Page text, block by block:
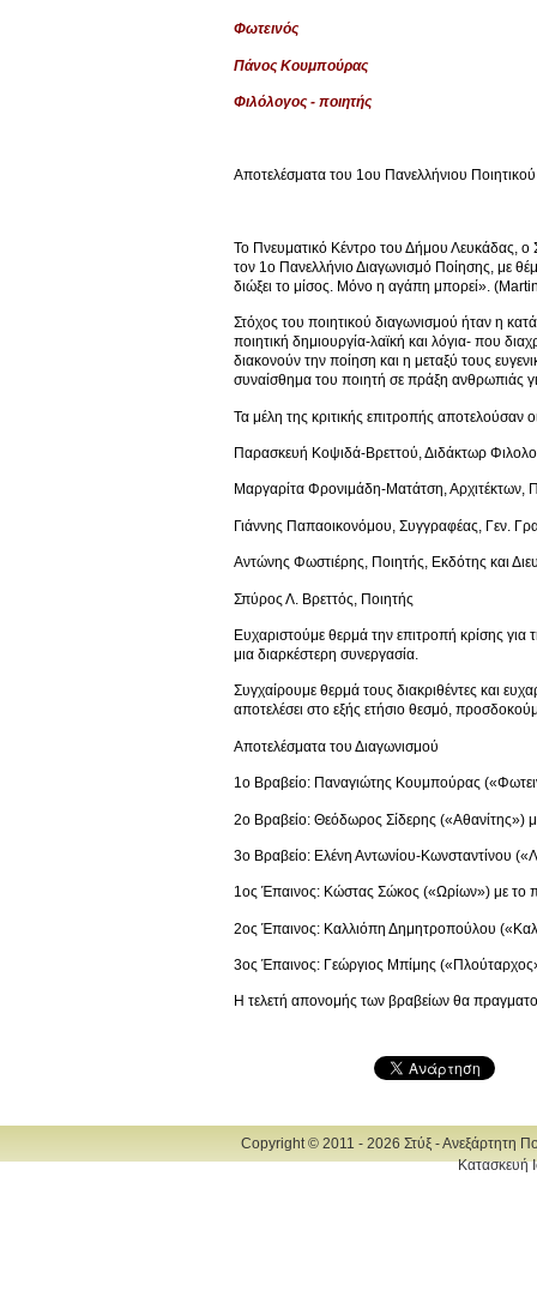
Φωτεινός
Πάνος Κουμπούρας
Φιλόλογος - ποιητής
Αποτελέσματα του 1ου Πανελλήνιου
Το Πνευματικό Κέντρο του Δήμου Λευκάδας,
τον 1ο Πανελλήνιο Διαγωνισμό Ποίησης, με
διώξει το μίσος. Μόνο η αγάπη μπορεί».
Στόχος του ποιητικού διαγωνισμού ήταν η
ποιητική δημιουργία-λαϊκή και λόγια- που
διακονούν την ποίηση και η μεταξύ τους
συναίσθημα του ποιητή σε πράξη ανθρωπιάς
Τα μέλη της κριτικής επιτροπής αποτελούσαν
Παρασκευή Κοψιδά-Βρεττού, Διδάκτωρ
Μαργαρίτα Φρονιμάδη-Ματάτση, Αρχιτέκτων,
Γιάννης Παπαοικονόμου, Συγγραφέας, Γεν.
Αντώνης Φωστιέρης, Ποιητής, Εκδότης και
Σπύρος Λ. Βρεττός, Ποιητής
Ευχαριστούμε θερμά την επιτροπή κρίσης
μια διαρκέστερη συνεργασία.
Συγχαίρουμε θερμά τους διακριθέντες και
αποτελέσει στο εξής ετήσιο θεσμό,
Αποτελέσματα του Διαγωνισμού
1ο Βραβείο: Παναγιώτης Κουμπούρας
2ο Βραβείο: Θεόδωρος Σίδερης («Αθανίτης»)
3ο Βραβείο: Ελένη Αντωνίου-Κωνσταντίνου
1ος Έπαινος: Κώστας Σώκος («Ωρίων») με το
2ος Έπαινος: Καλλιόπη Δημητροπούλου
3ος Έπαινος: Γεώργιος Μπίμης
Η τελετή απονομής των βραβείων θα
Copyright © 2011 - 2026 Στύξ - Ανεξάρτητη
Κατασκευή